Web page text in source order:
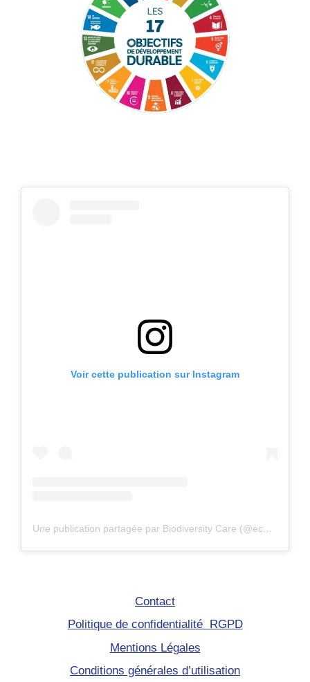
Voir cette publication sur Instagram
Une publication partagée par Biodiversity Care (@eco.volontaire)
Contact
Politique de confidentialité RGPD
Mentions Légales
Conditions générales d’utilisation